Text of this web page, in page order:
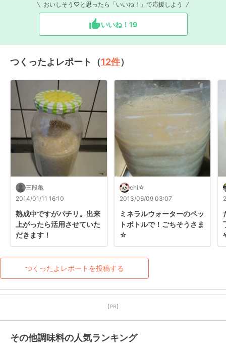
おいしそう♡と思ったら「いいね！」で応援しよう
いいね！ 19
つくったよレポート（12件）
三段亀
2014/01/11 16:10
熟成中ですがパチリ。出来
上がったら活用させていた
だきます！
chi☆
2013/06/09 03:07
ミネラルウォーターのペッ
トボトルで！ごちそうさま
☆
つくったよレポートを投稿する
【PR】
その他調味料の人気ランキング